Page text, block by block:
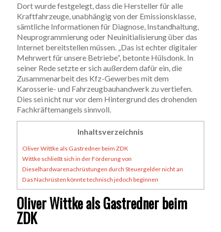
Dort wurde festgelegt, dass die Hersteller für alle
Kraftfahrzeuge, unabhängig von der Emissionsklasse,
sämtliche Informationen für Diagnose, Instandhaltung,
Neuprogrammierung oder Neuinitialisierung über das
Internet bereitstellen müssen. „Das ist echter digitaler
Mehrwert für unsere Betriebe“, betonte Hülsdonk. In
seiner Rede setzte er sich außerdem dafür ein, die
Zusammenarbeit des Kfz-Gewerbes mit dem
Karosserie- und Fahrzeugbauhandwerk zu vertiefen.
Dies sei nicht nur vor dem Hintergrund des drohenden
Fachkräftemangels sinnvoll.
Inhaltsverzeichnis
Oliver Wittke als Gastredner beim ZDK
Wittke schließt sich in der Förderung von
Dieselhardwarenachrüstungen durch Steuergelder nicht an
Das Nachrüsten könnte technisch jedoch beginnen
Oliver Wittke als Gastredner beim
ZDK